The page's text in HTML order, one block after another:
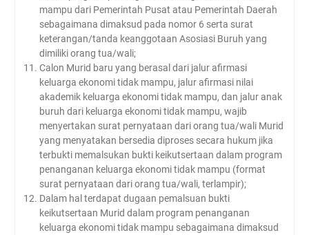
mampu dari Pemerintah Pusat atau Pemerintah Daerah
sebagaimana dimaksud pada nomor 6 serta surat
keterangan/tanda keanggotaan Asosiasi Buruh yang
dimiliki orang tua/wali;
Calon Murid baru yang berasal dari jalur afirmasi
keluarga ekonomi tidak mampu, jalur afirmasi nilai
akademik keluarga ekonomi tidak mampu, dan jalur anak
buruh dari keluarga ekonomi tidak mampu, wajib
menyertakan surat pernyataan dari orang tua/wali Murid
yang menyatakan bersedia diproses secara hukum jika
terbukti memalsukan bukti keikutsertaan dalam program
penanganan keluarga ekonomi tidak mampu (format
surat pernyataan dari orang tua/wali, terlampir);
Dalam hal terdapat dugaan pemalsuan bukti
keikutsertaan Murid dalam program penanganan
keluarga ekonomi tidak mampu sebagaimana dimaksud